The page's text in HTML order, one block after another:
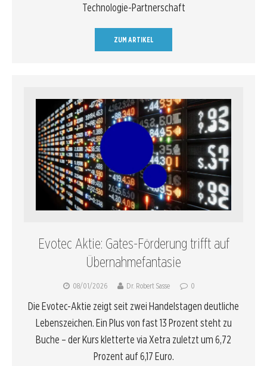
Technologie-Partnerschaft
ZUM ARTIKEL
Evotec Aktie: Gates-Förderung trifft auf
Übernahmefantasie
08/01/2026 Dr. Robert Sasse 0
Die Evotec-Aktie zeigt seit zwei Handelstagen deutliche
Lebenszeichen. Ein Plus von fast 13 Prozent steht zu
Buche – der Kurs kletterte via Xetra zuletzt um 6,72
Prozent auf 6,17 Euro.